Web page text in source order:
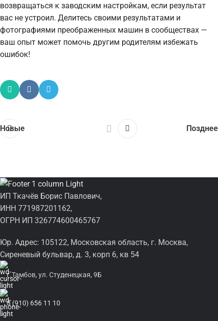
возвращаться к заводским настройкам, если результат
вас не устроил. Делитесь своими результатами и
фотографиями преображенных машин в сообществах —
ваш опыт может помочь другим родителям избежать
ошибок!
Новые Позднее
ИП Ткачёв Борис Павлович,
ИНН 771987201162,
ОГРН ИП 326774600465767
Юр. Адрес: 105122, Московская область, г. Москва,
Сиреневый бульвар, д. 3, корп 6, кв 54
г.Тамбов, ул. Студенецкая, 9Б
8 (910) 656 11 10